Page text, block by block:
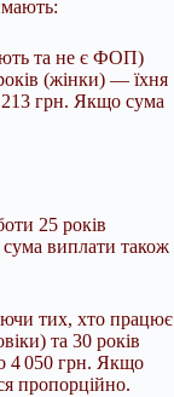
та не є ФОП)
(жінки) — їхня
грн. Якщо сума
25 років
виплати також
тих, хто працює
та 30 років
4 050 грн. Якщо
пропорційно.